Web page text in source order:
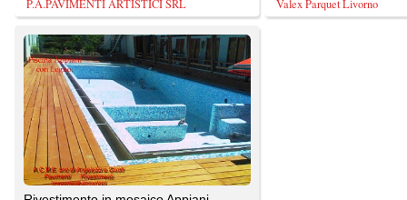
A.C.M.E. snc di Angelozzi e Giusti
TrovaPavimenti.it
AF Coding Studio
via A. Diaz, 1
20087 Robecco sul Naviglio (MI)
P.iva 03980840965
Tutte le immagini presenti sul portale sono
T: 0,564